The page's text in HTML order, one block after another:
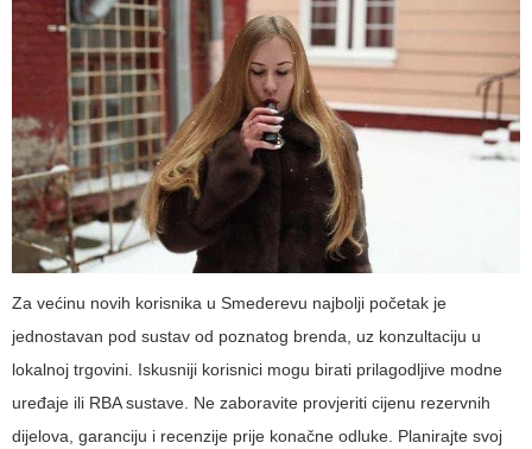
Za većinu novih korisnika u Smederevu najbolji početak je
jednostavan pod sustav od poznatog brenda, uz konzultaciju u
lokalnoj trgovini. Iskusniji korisnici mogu birati prilagodljive modne
uređaje ili RBA sustave. Ne zaboravite provjeriti cijenu rezervnih
dijelova, garanciju i recenzije prije konačne odluke. Planirajte svoj